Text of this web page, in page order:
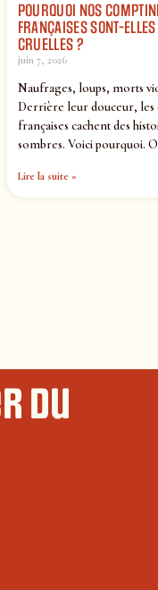
POURQUOI NOS
FRANÇAISES SONT-
CRUELLES ?
juin 7, 2026
Naufrages, loups, morts
Derrière leur douceur, les
françaises cachent des
sombres. Voici pourquoi.
Lire la suite »
du